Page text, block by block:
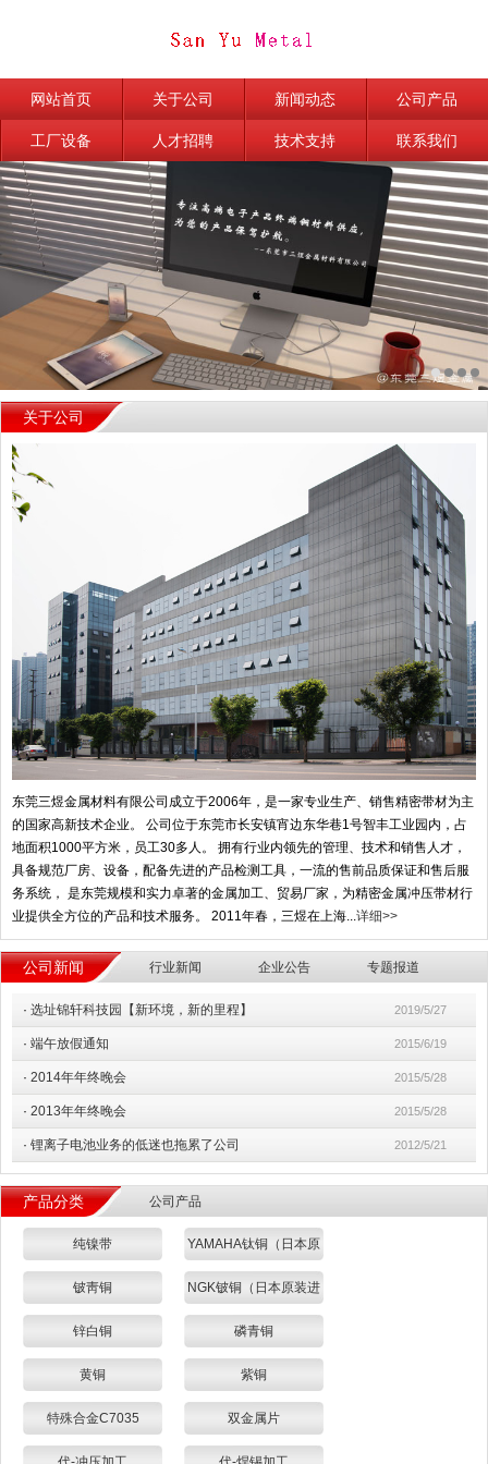
网站首页 关于公司 新闻动态 公司产品
工厂设备 人才招聘 技术支持 联系我们
关于公司
东莞三煜金属材料有限公司成立于2006年，是一家专业生产、销售精密带材为主
的国家高新技术企业。 公司位于东莞市长安镇宵边东华巷1号智丰工业园内，占
地面积1000平方米，员工30多人。 拥有行业内领先的管理、技术和销售人才，
具备规范厂房、设备，配备先进的产品检测工具，一流的售前品质保证和售后服
务系统， 是东莞规模和实力卓著的金属加工、贸易厂家，为精密金属冲压带材行
业提供全方位的产品和技术服务。 2011年春，三煜在上海...详细>>
公司新闻 行业新闻 企业公告 专题报道
· 选址锦轩科技园【新环境，新的里程】 2019/5/27
· 端午放假通知 2015/6/19
· 2014年年终晚会 2015/5/28
· 2013年年终晚会 2015/5/28
· 锂离子电池业务的低迷也拖累了公司 2012/5/21
产品分类 公司产品
纯镍带 YAMAHA钛铜（日本原
装进口）
铍靑铜 NGK铍铜（日本原装进
口）
锌白铜 磷青铜
黄铜 紫铜
特殊合金C7035 双金属片